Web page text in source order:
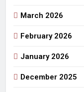
March 2026
February 2026
January 2026
December 2025